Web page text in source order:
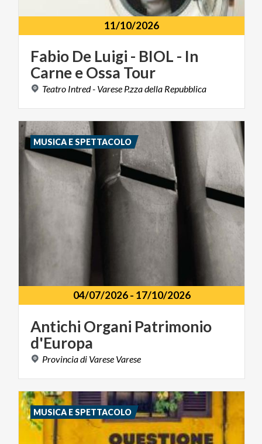
11/10/2026
Fabio De Luigi - BIOL - In
CarneeOssa Tour
Teatro Intred- Varese P.zzadella Repubblica
04/07/2026- 17/10/2026
Antichi Organi Patrimonio
d'Europa
Provinciadi Varese Varese
MUSICA E SPETTACOLO
MUSICA E SPETTACOLO